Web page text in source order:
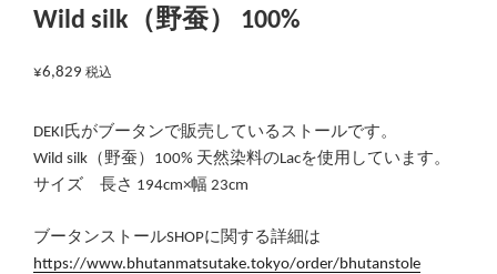
Wild silk（野蚕） 100%
¥6,829 税込
DEKI氏がブータンで販売しているストールです。
Wild silk（野蚕）100% 天然染料のLacを使用しています。
サイズ 長さ 194cm×幅 23cm
ブータンストールSHOPに関する詳細は
https://www.bhutanmatsutake.tokyo/order/bhutanstole